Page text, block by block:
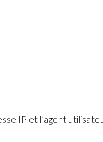
IP et l’agent